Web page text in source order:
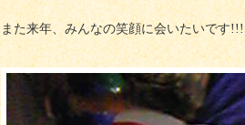
また来年、みんなの笑顔に会いたいです!!!